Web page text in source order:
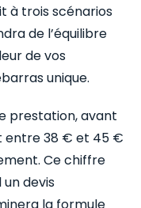
à trois scénarios
de l’équilibre
de vos
unique.
prestation, avant
entre 38 € et 45 €
Ce chiffre
un devis
la formule